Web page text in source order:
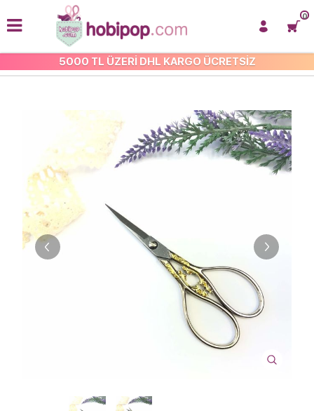
5000 TL ÜZERİ DHL KARGO ÜCRETSİZ
0
MAKAS VE KESİCİLER